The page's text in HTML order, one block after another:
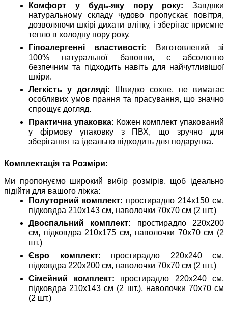
Комфорт у будь-яку пору року: Завдяки
натуральному складу чудово пропускає повітря,
дозволяючи шкірі дихати влітку, і зберігає приємне
тепло в холодну пору року.
Гіпоалергенні властивості: Виготовлений зі
100% натуральної бавовни, є абсолютно
безпечним та підходить навіть для найчутливішої
шкіри.
Легкість у догляді: Швидко сохне, не вимагає
особливих умов прання та прасування, що значно
спрощує догляд.
Практична упаковка: Кожен комплект упакований
у фірмову упаковку з ПВХ, що зручно для
зберігання та ідеально підходить для подарунка.
Комплектація та Розміри:
Ми пропонуємо широкий вибір розмірів, щоб ідеально
підійти для вашого ліжка:
Полуторний комплект: простирадло 214х150 см,
підковдра 210х143 см, наволочки 70х70 см (2 шт.)
Двоспальний комплект: простирадло 220х200
см, підковдра 210х175 см, наволочки 70х70 см (2
шт.)
Євро комплект: простирадло 220х240 см,
підковдра 220х200 см, наволочки 70х70 см (2 шт.)
Сімейний комплект: простирадло 220х240 см,
підковдра 210х143 см (2 шт.), наволочки 70х70 см
(2 шт.)